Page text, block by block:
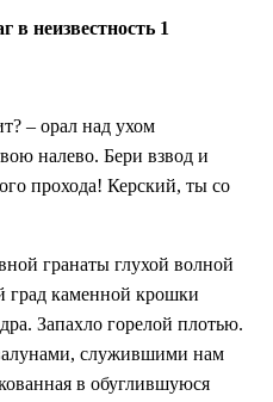
неизвестность 1
– орал над ухом
налево. Бери взвод и
прохода! Керский, ты со
гранаты глухой волной
град каменной крошки
Запахло горелой плотью.
служившими нам
в обуглившуюся